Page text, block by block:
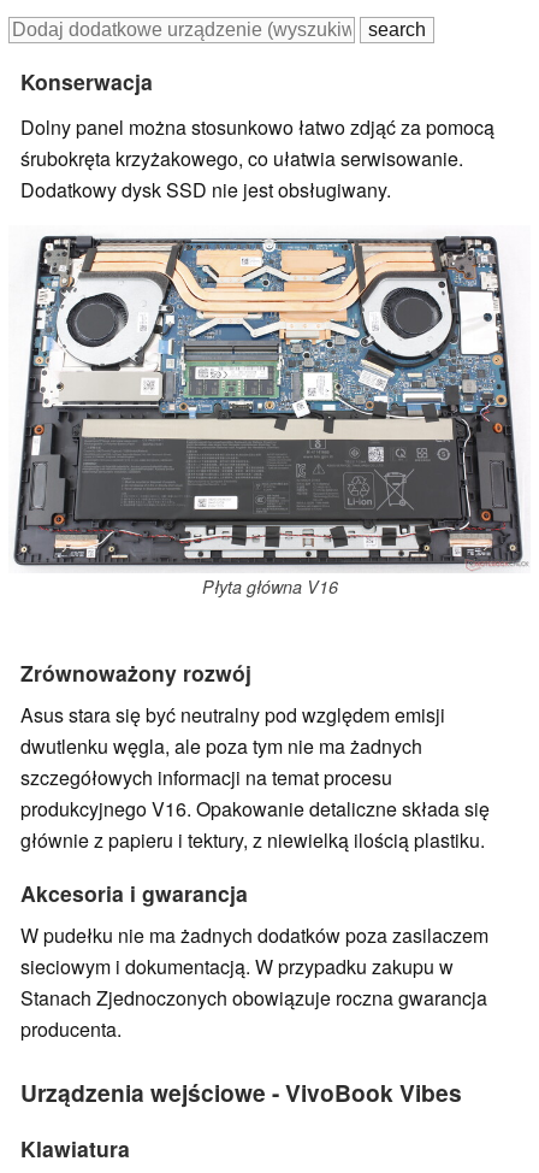
Konserwacja
Dolny panel można stosunkowo łatwo zdjąć za pomocą
śrubokręta krzyżakowego, co ułatwia serwisowanie.
Dodatkowy dysk SSD nie jest obsługiwany.
Płyta główna V16
Zrównoważony rozwój
Asus stara się być neutralny pod względem emisji
dwutlenku węgla, ale poza tym nie ma żadnych
szczegółowych informacji na temat procesu
produkcyjnego V16. Opakowanie detaliczne składa się
głównie z papieru i tektury, z niewielką ilością plastiku.
Akcesoria i gwarancja
W pudełku nie ma żadnych dodatków poza zasilaczem
sieciowym i dokumentacją. W przypadku zakupu w
Stanach Zjednoczonych obowiązuje roczna gwarancja
producenta.
Urządzenia wejściowe - VivoBook Vibes
Klawiatura